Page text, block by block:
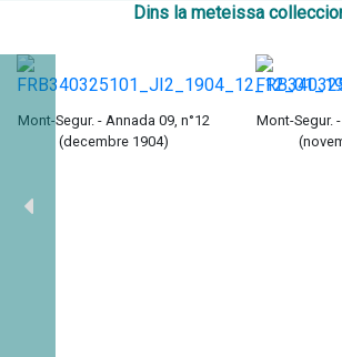
Dins la meteissa
Mont-Segur. - Annada 09, n°12
(decembre 1904)
Mont-Segur.